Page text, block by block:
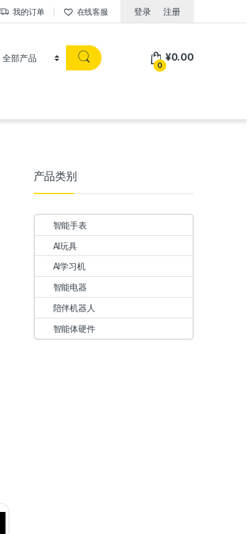
我的订单 在线客服 登录 注册
0
¥0.00
产品类别
智能手表
AI玩具
AI学习机
智能电器
陪伴机器人
智能体硬件